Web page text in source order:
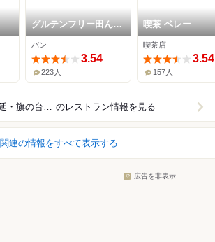
グルテンフリー田んぼ
のパン工房 米魂 戸越
銀座本店
パン
3.54
223人
喫茶 ベレー
喫茶店
3.54
157人
戸越・中延・旗の台周辺 のレストラン情報を見る
関連の情報をすべて表示する
広告を非表示